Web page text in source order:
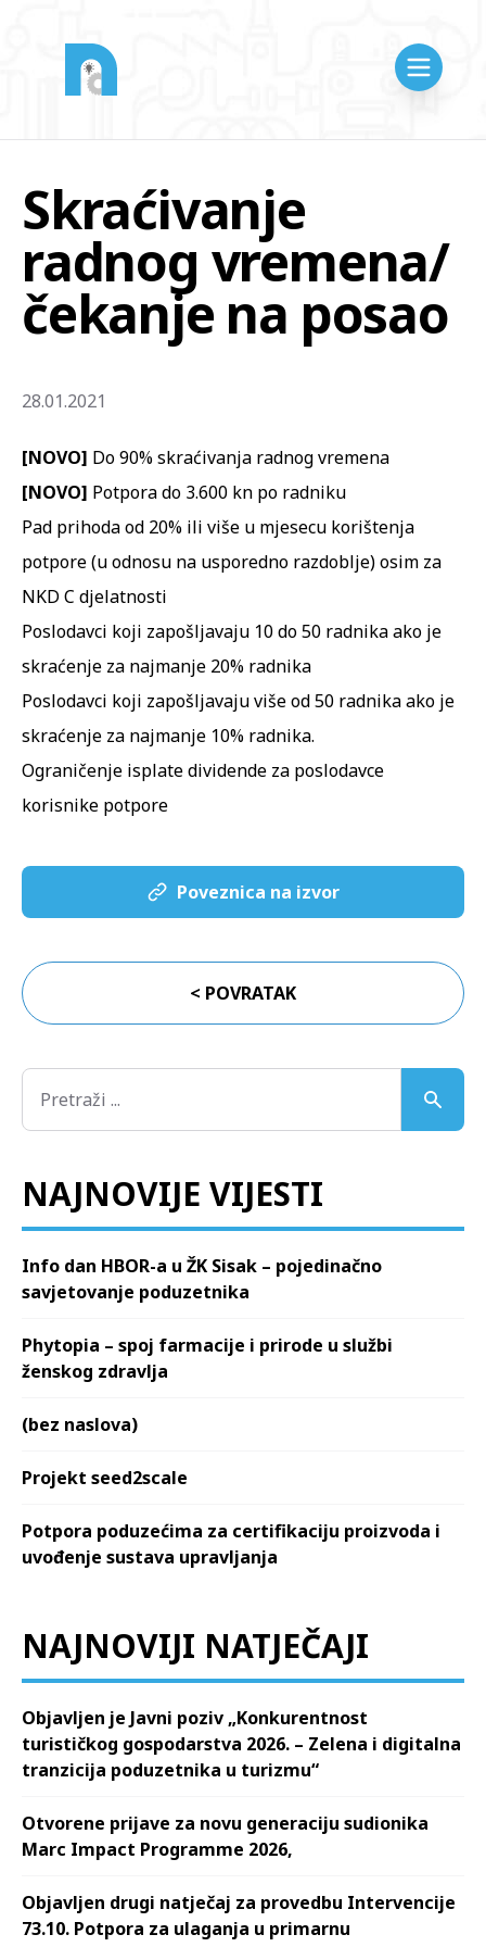
Skraćivanje
radnog vremena/
čekanje na posao
28.01.2021
[NOVO] Do 90% skraćivanja radnog vremena
[NOVO] Potpora do 3.600 kn po radniku
Pad prihoda od 20% ili više u mjesecu korištenja
potpore (u odnosu na usporedno razdoblje) osim za
NKD C djelatnosti
Poslodavci koji zapošljavaju 10 do 50 radnika ako je
skraćenje za najmanje 20% radnika
Poslodavci koji zapošljavaju više od 50 radnika ako je
skraćenje za najmanje 10% radnika.
Ograničenje isplate dividende za poslodavce
korisnike potpore
Poveznica na izvor
< POVRATAK
NAJNOVIJE VIJESTI
Info dan HBOR-a u ŽK Sisak – pojedinačno
savjetovanje poduzetnika
Phytopia – spoj farmacije i prirode u službi
ženskog zdravlja
(bez naslova)
Projekt seed2scale
Potpora poduzećima za certifikaciju proizvoda i
uvođenje sustava upravljanja
NAJNOVIJI NATJEČAJI
Objavljen je Javni poziv „Konkurentnost
turističkog gospodarstva 2026. – Zelena i digitalna
tranzicija poduzetnika u turizmu“
Otvorene prijave za novu generaciju sudionika
Marc Impact Programme 2026,
Objavljen drugi natječaj za provedbu Intervencije
73.10. Potpora za ulaganja u primarnu